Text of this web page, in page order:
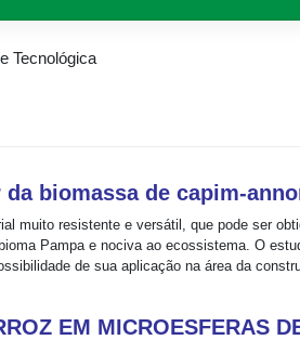
Tecnológica
biomassa de capim-
muito resistente e versátil, que pode ser
Pampa e nociva ao ecossistema. O
de sua aplicação na área da
EM MICROESFERAS